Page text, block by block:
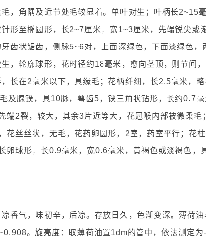
，角隅及近节处毛较显着。单叶对生；叶柄长2~15
形至椭圆形，长2~7厘米，宽1~3厘米，先端锐尖或
齿状锯齿，侧脉5~6对，上面深绿色，下面淡绿色，
，轮廓球形，花时径约18毫米，愈向茎顶，则节间
长在2毫米以下，具缘毛；花柄纤细，长2.5毫米，
及腺镤，具10脉，萼齿5，铗三角状钻形，长约0.7毫
端2裂，较大，其余3片近等大，花冠喉内部被微柔毛
花丝丝状，无毛，花药卵圆形，2室，药室平行；花
卵球形，长0.9毫米，宽0.6毫米，黄褐色或淡褐色，
香气，味初辛，后凉。存放日久，色渐变深。薄荷油
。旋亮度：取薄荷油置1dm的管中，依法测定